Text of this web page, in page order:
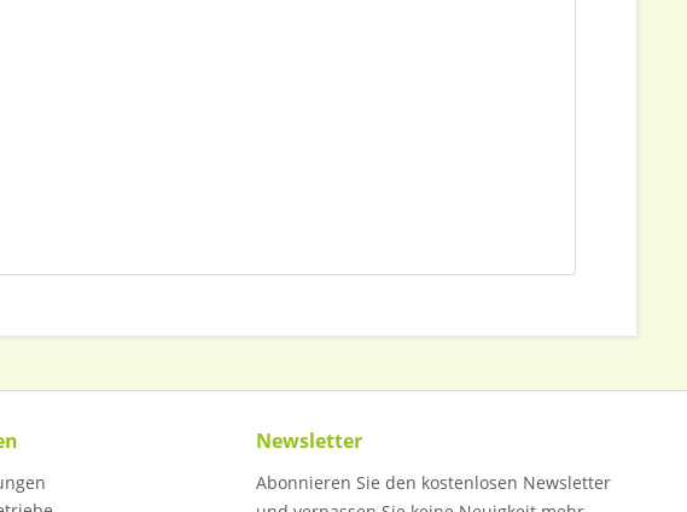
Newsletter
Abonnieren Sie den kostenlosen Newsletter